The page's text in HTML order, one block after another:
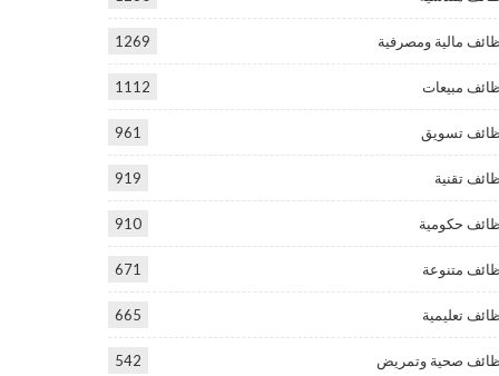
مالية ومصرفية 1269
مبيعات 1112
تسويق 961
تقنية 919
حكومية 910
متنوعة 671
تعليمية 665
صحية وتمريض 542